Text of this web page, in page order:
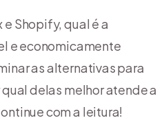
Shopify, qual é a
e economicamente
as alternativas para
delas melhor atende a
com a leitura!